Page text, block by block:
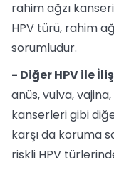
rahim ağzı
HPV türü, rahim
sorumludur.
- Diğer HPV ile
anüs, vulva,
kanserleri gibi
karşı da koruma
riskli HPV